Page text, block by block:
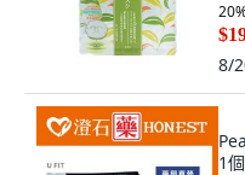
20
8/
1